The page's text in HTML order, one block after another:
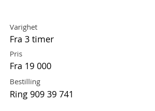
Varighet
Fra 3 timer
Pris
Fra 19 000
Bestilling
Ring 909 39 741